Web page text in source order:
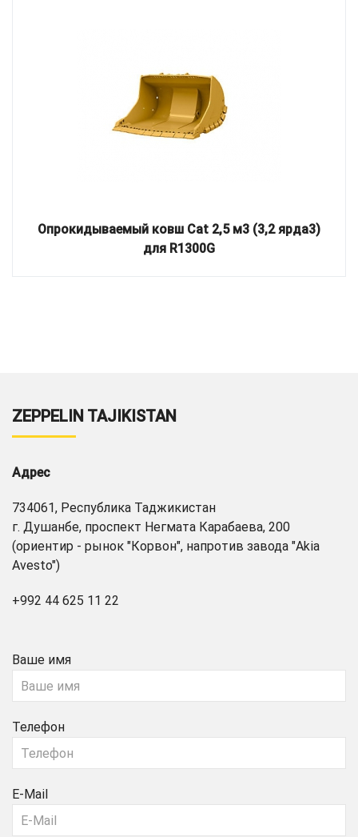
Опрокидываемый ковш Cat 2,5 м3 (3,2 ярда3)
для R1300G
ZEPPELIN TAJIKISTAN
Адрес
734061, Республика Таджикистан
г. Душанбе, проспект Негмата Карабаева, 200
(ориентир - рынок "Корвон", напротив завода "Akia
Avesto")
+992 44 625 11 22
Ваше имя
Телефон
E-Mail